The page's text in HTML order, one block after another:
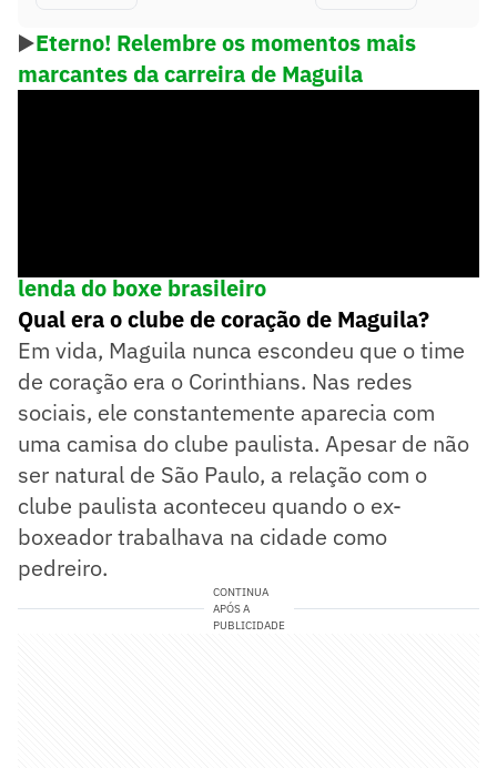
▶️Eterno! Relembre os momentos mais
marcantes da carreira de Maguila
lenda do boxe brasileiro
Qual era o clube de coração de Maguila?
Em vida, Maguila nunca escondeu que o time
de coração era o Corinthians. Nas redes
sociais, ele constantemente aparecia com
uma camisa do clube paulista. Apesar de não
ser natural de São Paulo, a relação com o
clube paulista aconteceu quando o ex-
boxeador trabalhava na cidade como
pedreiro.
CONTINUA
APÓS A
PUBLICIDADE